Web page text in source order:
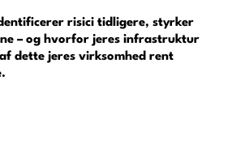
risici tidligere, styrker
– og hvorfor jeres infrastruktur
dette jeres virksomhed rent